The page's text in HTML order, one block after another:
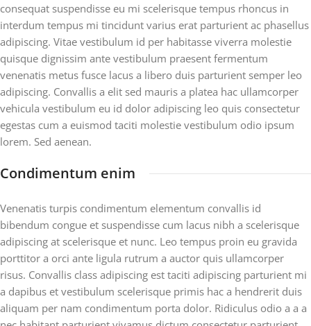
consequat suspendisse eu mi scelerisque tempus rhoncus in
interdum tempus mi tincidunt varius erat parturient ac phasellus
adipiscing. Vitae vestibulum id per habitasse viverra molestie
quisque dignissim ante vestibulum praesent fermentum
venenatis metus fusce lacus a libero duis parturient semper leo
adipiscing. Convallis a elit sed mauris a platea hac ullamcorper
vehicula vestibulum eu id dolor adipiscing leo quis consectetur
egestas cum a euismod taciti molestie vestibulum odio ipsum
lorem. Sed aenean.
Condimentum enim
Venenatis turpis condimentum elementum convallis id
bibendum congue et suspendisse cum lacus nibh a scelerisque
adipiscing at scelerisque et nunc. Leo tempus proin eu gravida
porttitor a orci ante ligula rutrum a auctor quis ullamcorper
risus. Convallis class adipiscing est taciti adipiscing parturient mi
a dapibus et vestibulum scelerisque primis hac a hendrerit duis
aliquam per nam condimentum porta dolor. Ridiculus odio a a a